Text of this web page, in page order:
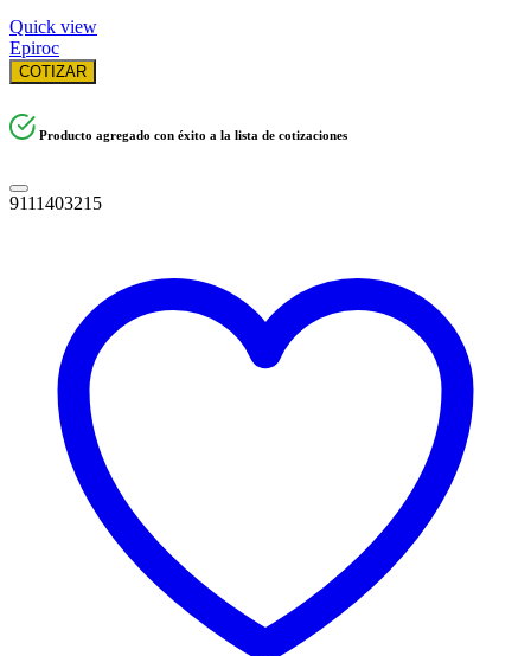
Quick view
Epiroc
COTIZAR
Producto agregado con éxito a la lista de cotizaciones
9111403215